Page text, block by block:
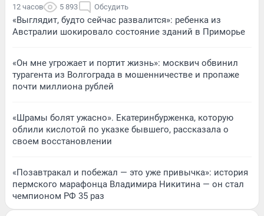
12 часов 5 893 Обсудить
«Выглядит, будто сейчас развалится»: ребенка из
Австралии шокировало состояние зданий в Приморье
«Он мне угрожает и портит жизнь»: москвич обвинил
турагента из Волгограда в мошенничестве и пропаже
почти миллиона рублей
«Шрамы болят ужасно». Екатеринбурженка, которую
облили кислотой по указке бывшего, рассказала о
своем восстановлении
«Позавтракал и побежал — это уже привычка»: история
пермского марафонца Владимира Никитина — он стал
чемпионом РФ 35 раз